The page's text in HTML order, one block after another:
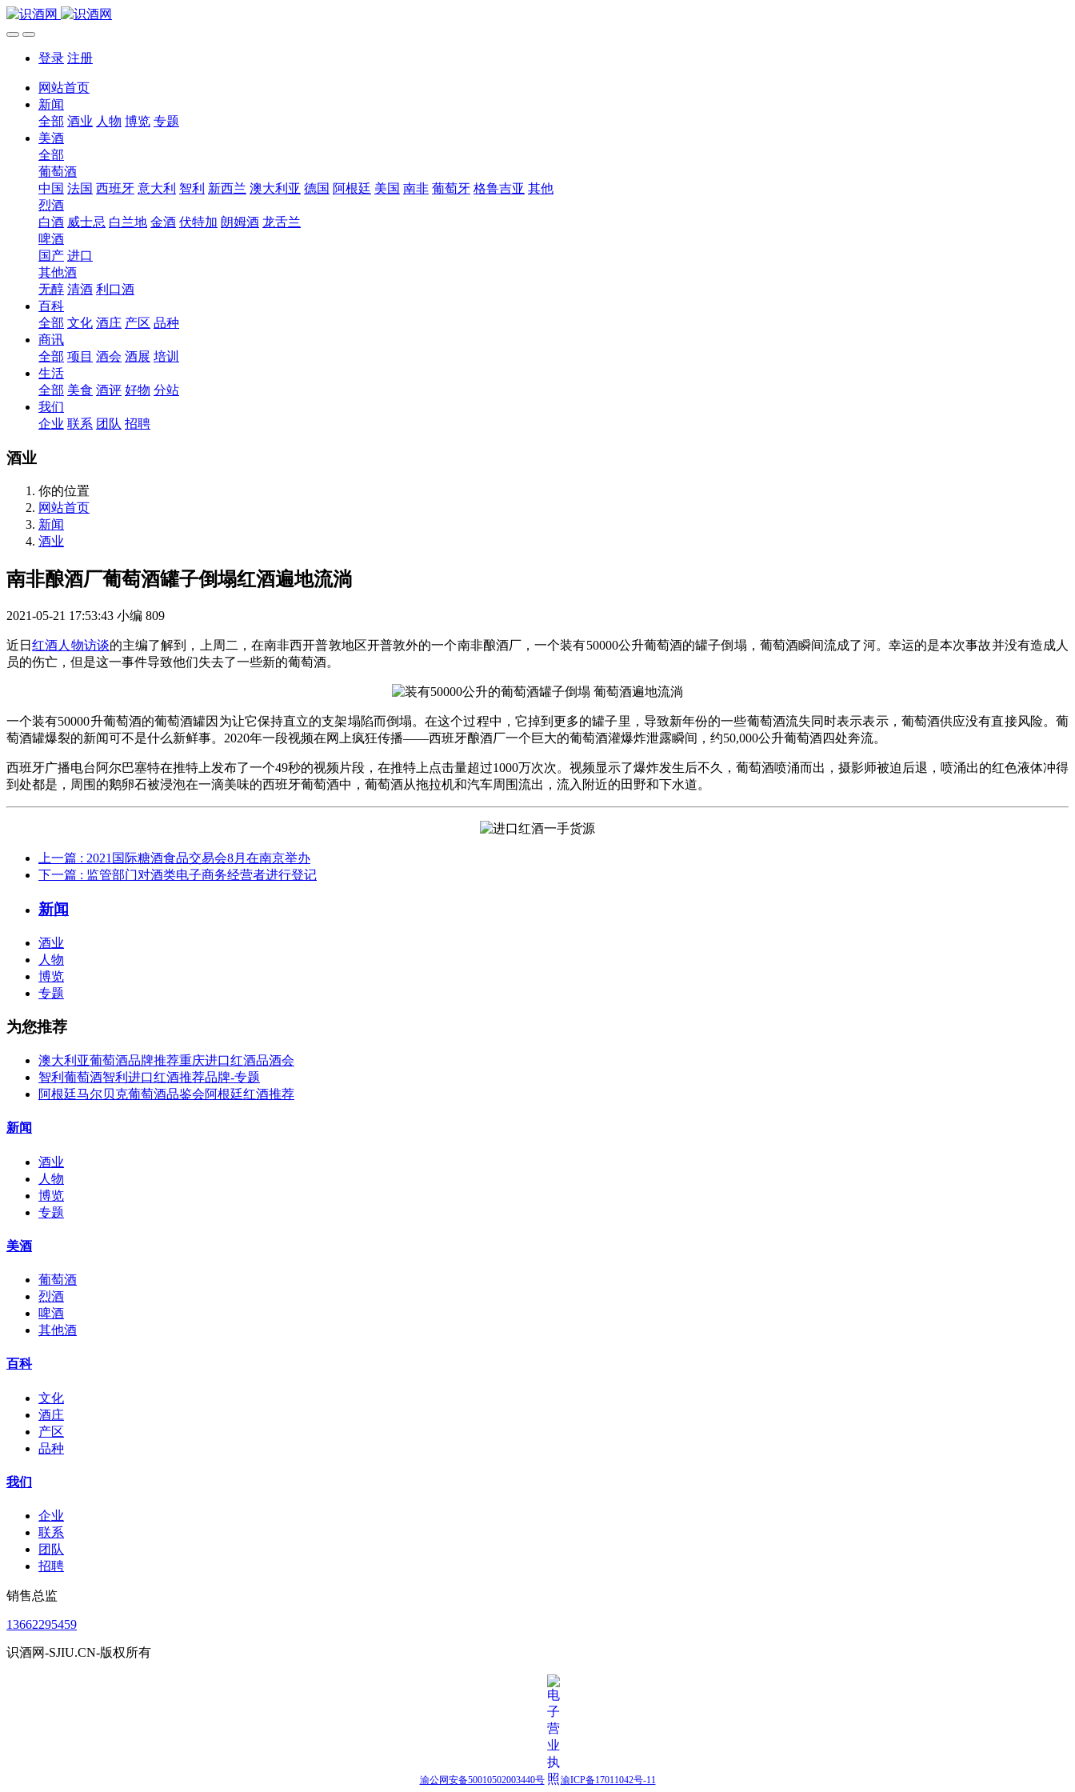
登录 注册
网站首页
新闻
全部 酒业 人物 博览 专题
美酒
全部
葡萄酒
中国 法国 西班牙 意大利 智利 新西兰 澳大利亚 德国 阿根廷 美国 南非 葡萄牙 格鲁吉亚 其他
烈酒
白酒 威士忌 白兰地 金酒 伏特加 朗姆酒 龙舌兰
啤酒
国产 进口
其他酒
无醇 清酒 利口酒
百科
全部 文化 酒庄 产区 品种
商讯
全部 项目 酒会 酒展 培训
生活
全部 美食 酒评 好物 分站
我们
企业 联系 团队 招聘
酒业
你的位置
网站首页
新闻
酒业
南非酿酒厂葡萄酒罐子倒塌红酒遍地流淌
2021-05-21 17:53:43 小编 809
近日红酒人物访谈的主编了解到，上周二，在南非西开普敦地区开普敦外的一个南非酿酒厂，一个装有50000公升葡萄酒的罐子倒塌，葡萄酒瞬间流成了河。幸运的是本次事故并没有造成人
员的伤亡，但是这一事件导致他们失去了一些新的葡萄酒。
一个装有50000升葡萄酒的葡萄酒罐因为让它保持直立的支架塌陷而倒塌。在这个过程中，它掉到更多的罐子里，导致新年份的一些葡萄酒流失同时表示表示，葡萄酒供应没有直接风险。葡
萄酒罐爆裂的新闻可不是什么新鲜事。2020年一段视频在网上疯狂传播——西班牙酿酒厂一个巨大的葡萄酒灌爆炸泄露瞬间，约50,000公升葡萄酒四处奔流。
西班牙广播电台阿尔巴塞特在推特上发布了一个49秒的视频片段，在推特上点击量超过1000万次次。视频显示了爆炸发生后不久，葡萄酒喷涌而出，摄影师被迫后退，喷涌出的红色液体冲得
到处都是，周围的鹅卵石被浸泡在一滴美味的西班牙葡萄酒中，葡萄酒从拖拉机和汽车周围流出，流入附近的田野和下水道。
上一篇 : 2021国际糖酒食品交易会8月在南京举办
下一篇 : 监管部门对酒类电子商务经营者进行登记
新闻
酒业
人物
博览
专题
为您推荐
澳大利亚葡萄酒品牌推荐重庆进口红酒品酒会
智利葡萄酒智利进口红酒推荐品牌-专题
阿根廷马尔贝克葡萄酒品鉴会阿根廷红酒推荐
新闻
酒业
人物
博览
专题
美酒
葡萄酒
烈酒
啤酒
其他酒
百科
文化
酒庄
产区
品种
我们
企业
联系
团队
招聘
销售总监
13662295459
识酒网-SJIU.CN-版权所有
渝公网安备50010502003440号 渝ICP备17011042号-11